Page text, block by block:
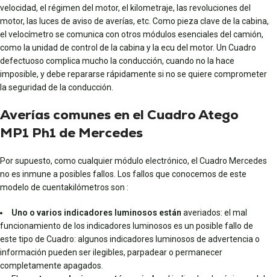
velocidad, el régimen del motor, el kilometraje, las revoluciones del
motor, las luces de aviso de averías, etc. Como pieza clave de la cabina,
el velocímetro se comunica con otros módulos esenciales del camión,
como la unidad de control de la cabina y la ecu del motor. Un Cuadro
defectuoso complica mucho la conducción, cuando no la hace
imposible, y debe repararse rápidamente si no se quiere comprometer
la seguridad de la conducción.
Averías comunes en el Cuadro Atego
MP1 Ph1 de Mercedes
Por supuesto, como cualquier módulo electrónico, el Cuadro Mercedes
no es inmune a posibles fallos. Los fallos que conocemos de este
modelo de cuentakilómetros son :
Uno o varios indicadores luminosos están averiados: el mal
funcionamiento de los indicadores luminosos es un posible fallo de
este tipo de Cuadro: algunos indicadores luminosos de advertencia o
información pueden ser ilegibles, parpadear o permanecer
completamente apagados.